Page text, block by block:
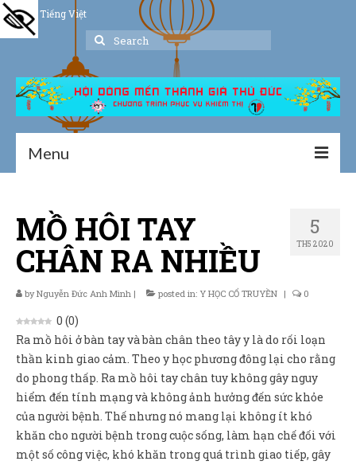
Tiếng Việt
Search
Menu
Giới thiệu
Hoạt động
Thư viện
Dịch vụ hỗ trợ
Sản Phẩm
Giúp đỡ
Liên hệ
5
TH5 2020
MỒ HÔI TAY
CHÂN RA NHIỀU
byNguyễn Đức Anh Minh | posted in: Y HỌC CỔ TRUYỀN | 0
0 (0)
Ra mồ hôi ở bàn tay và bàn chân theo tây y là do rối loạn
thần kinh giao cảm. Theo y học phương đông lại cho rằng
do phong thấp. Ra mồ hôi tay chân tuy không gây nguy
hiểm đến tính mạng và không ảnh hưởng đến sức khỏe
của người bệnh. Thế nhưng nó mang lại không ít khó
khăn cho người bệnh trong cuộc sống, làm hạn chế đối với
một số công việc, khó khăn trong quá trình giao tiếp, gây